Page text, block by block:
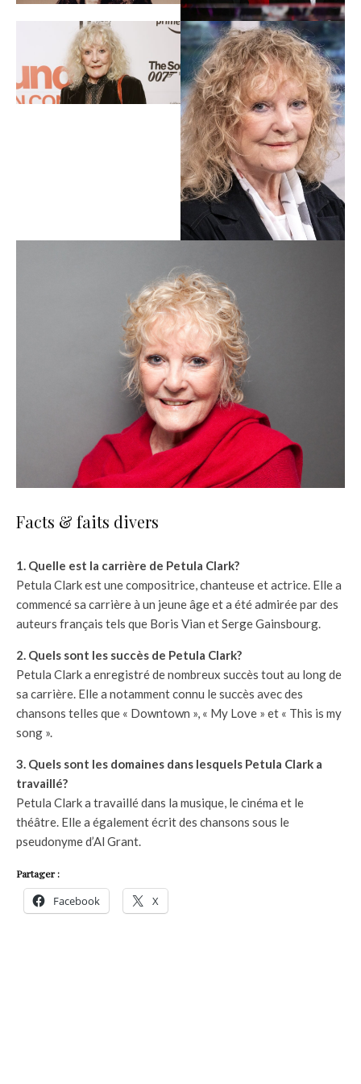
Facts & faits divers
1. Quelle est la carrière de Petula Clark?
Petula Clark est une compositrice, chanteuse et actrice. Elle a
commencé sa carrière à un jeune âge et a été admirée par des
auteurs français tels que Boris Vian et Serge Gainsbourg.
2. Quels sont les succès de Petula Clark?
Petula Clark a enregistré de nombreux succès tout au long de
sa carrière. Elle a notamment connu le succès avec des
chansons telles que « Downtown », « My Love » et « This is my
song ».
3. Quels sont les domaines dans lesquels Petula Clark a
travaillé?
Petula Clark a travaillé dans la musique, le cinéma et le
théâtre. Elle a également écrit des chansons sous le
pseudonyme d’Al Grant.
Partager :
Facebook X